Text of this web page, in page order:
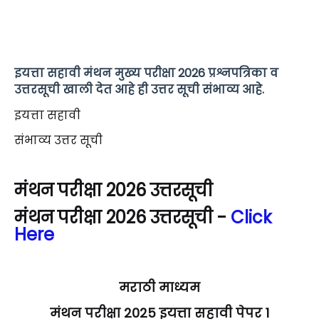
इयत्ता सहावी मंथन मुख्य परीक्षा 2026 प्रश्नपत्रिका व
उत्तरसूची खाली देत आहे ही उत्तर सूची संभाव्य आहे.
इयत्ता सहावी
संभाव्य उत्तर सूची
मंथन परीक्षा 2026 उत्तरसूची
मंथन परीक्षा 2026 उत्तरसूची - Click
Here
मराठी माध्यम
मंथन परीक्षा 2025 इयत्ता सहावी पेपर 1